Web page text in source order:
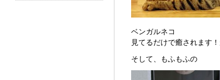
ベンガルネコ
見てるだけで癒されます
そして、もふもふの